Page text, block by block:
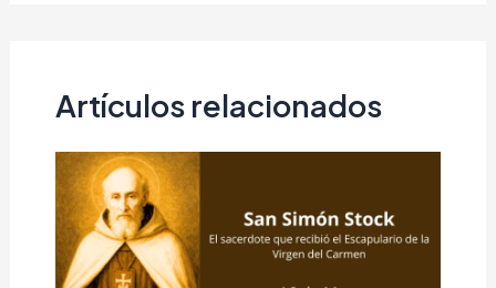
Artículos relacionados